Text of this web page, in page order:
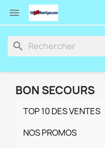

search
BON SECOURS
TOP 10 DES VENTES
NOS PROMOS